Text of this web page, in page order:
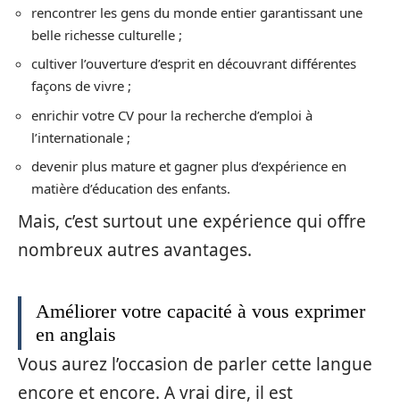
rencontrer les gens du monde entier garantissant une
belle richesse culturelle ;
cultiver l’ouverture d’esprit en découvrant différentes
façons de vivre ;
enrichir votre CV pour la recherche d’emploi à
l’internationale ;
devenir plus mature et gagner plus d’expérience en
matière d’éducation des enfants.
Mais, c’est surtout une expérience qui offre
nombreux autres avantages.
Améliorer votre capacité à vous exprimer
en anglais
Vous aurez l’occasion de parler cette langue
encore et encore. A vrai dire, il est